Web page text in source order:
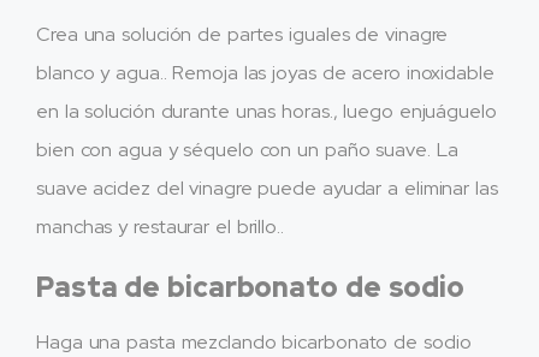
Crea una solución de partes iguales de vinagre
blanco y agua.. Remoja las joyas de acero inoxidable
en la solución durante unas horas., luego enjuáguelo
bien con agua y séquelo con un paño suave. La
suave acidez del vinagre puede ayudar a eliminar las
manchas y restaurar el brillo..
Pasta de bicarbonato de sodio
Haga una pasta mezclando bicarbonato de sodio